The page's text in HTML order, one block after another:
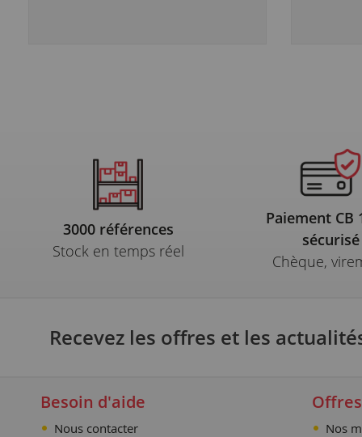
3000 références
Stock en temps réel
Paiement CB
sécurisé
Chèque,
Recevez les offres et les
Besoin d'aide
Nous contacter
Offres
Nos